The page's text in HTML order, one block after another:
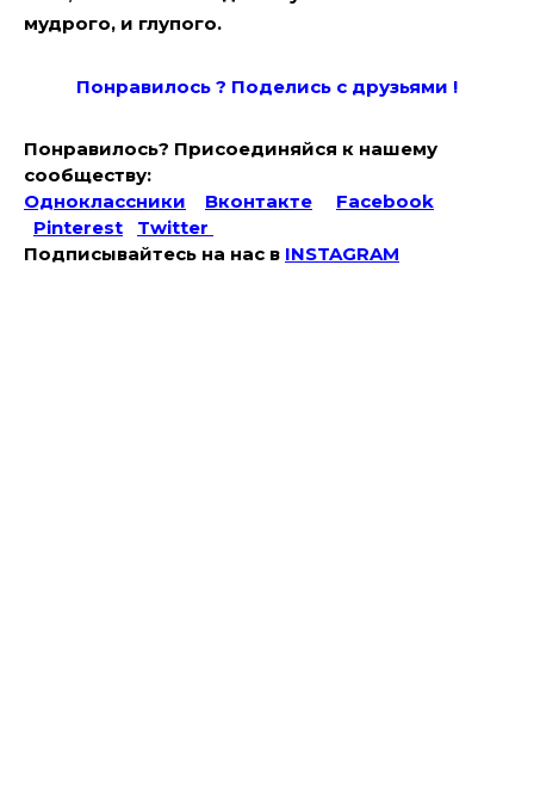
мудрого, и глупого.
Понравилось ? Поделись с друзьями !
Понравилось? Присоединяйся к нашему
сообществу:
Одноклассники
Вконтакте
Facebook
Pinterest
Twitter
Подписывайтесь на наc в INSTAGRAM